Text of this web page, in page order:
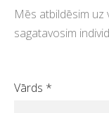
Mēs atbildēsim uz
sagatavosim
Vārds *